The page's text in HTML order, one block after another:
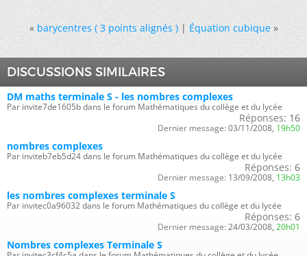
« barycentres ( 3 points alignés )|Équation cubique »
DISCUSSIONS SIMILAIRES
DM maths terminale S - les nombres complexes
Par invite7de1605b dans le forum Mathématiques du collège et du lycée
Réponses: 16
Dernier message: 03/11/2008, 19h50
nombres complexes
Par inviteb7eb5d24 dans le forum Mathématiques du collège et du lycée
Réponses: 6
Dernier message: 13/09/2008, 13h03
les nombres complexes terminale S
Par invitec0a96032 dans le forum Mathématiques du collège et du lycée
Réponses: 6
Dernier message: 24/03/2008, 20h01
Nombres complexes Terminale S